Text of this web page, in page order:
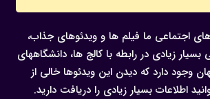
اجتماعی ما فیلم ها و ویدئوهای جذاب،
زیادی در رابطه با کالج ها، دانشگاههای
وجود دارد که دیدن این ویدئوها خالی از
اطلاعات بسیار زیادی را دریافت دارید.